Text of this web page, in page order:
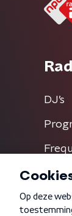
DJ’s